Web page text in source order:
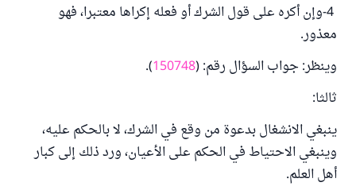
4-وإن أكره على قول الشرك أو فعله إكراها معتبرا، فهو
معذور.
وينظر: جواب السؤال رقم: (150748
).
ثالثا:
ينبغي الانشغال بدعوة من وقع في الشرك، لا بالحكم عليه،
وينبغي الاحتياط في الحكم على الأعيان، ورد ذلك إلى كبار
أهل العلم.